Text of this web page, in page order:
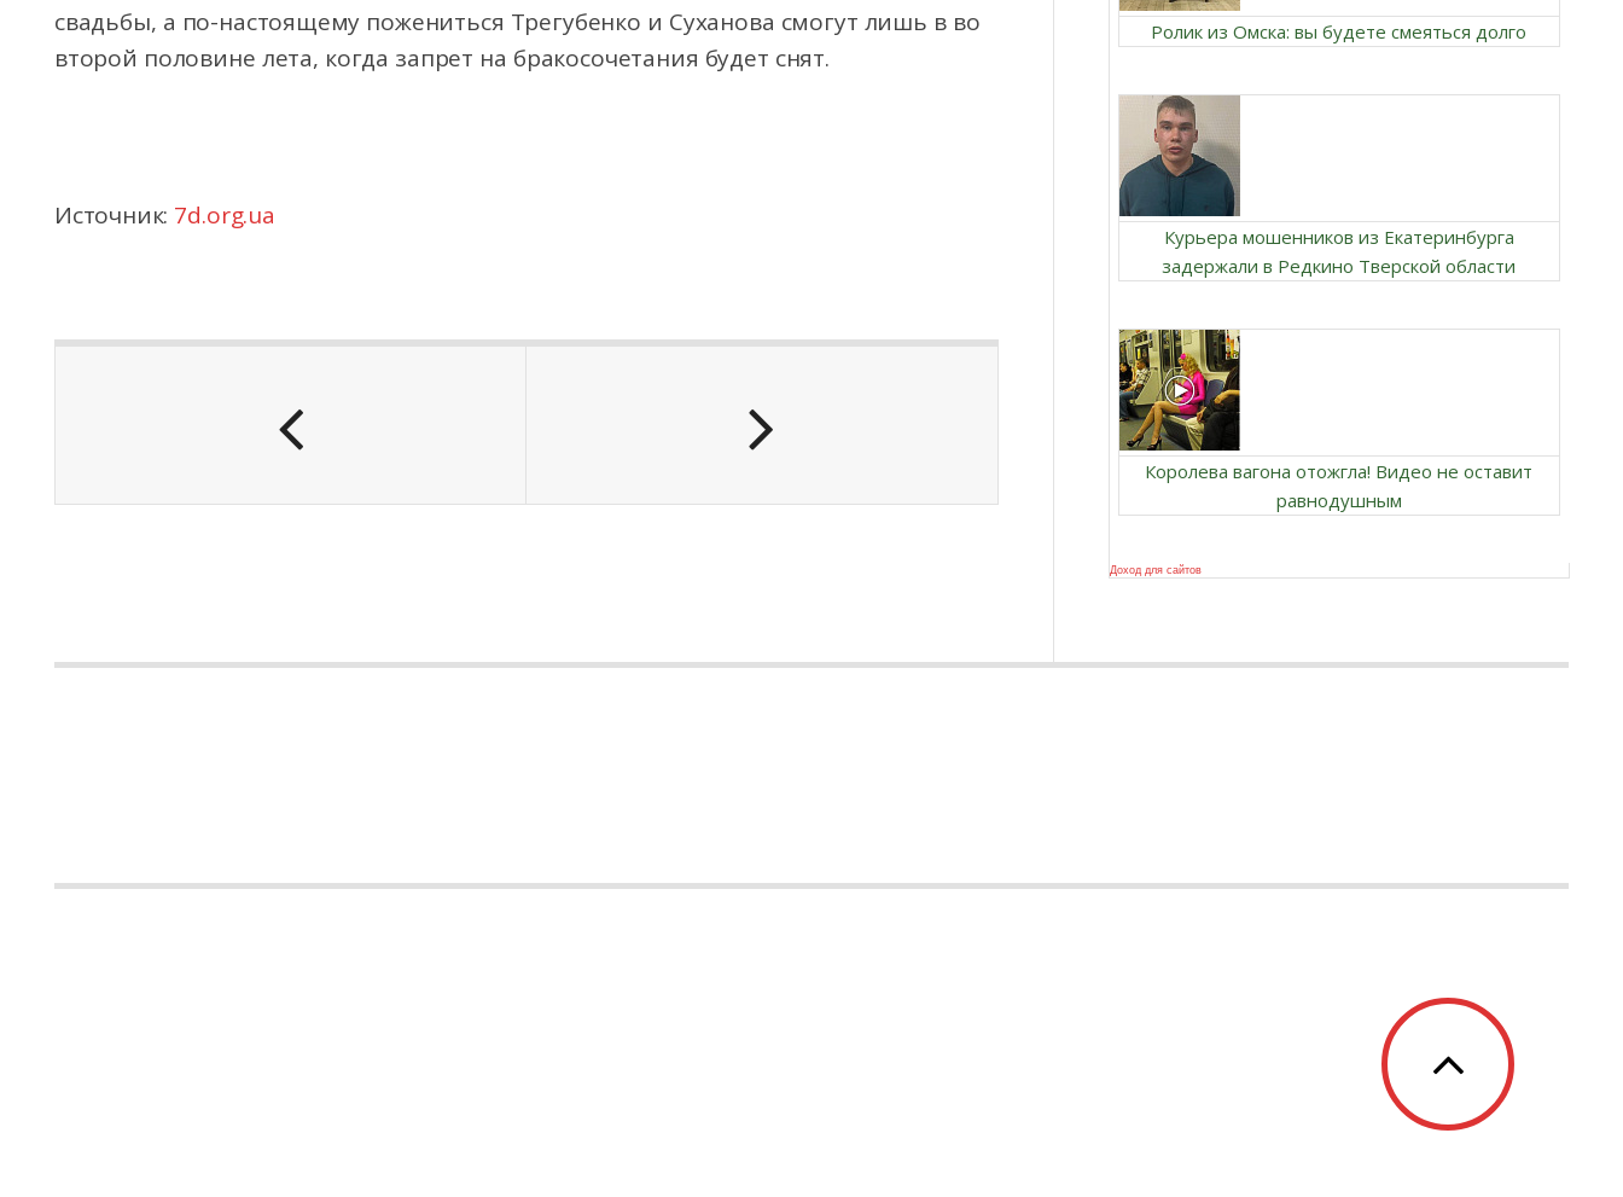
свадьбы, а по-настоящему пожениться Трегубенко и Суханова смогут лишь в во
второй половине лета, когда запрет на бракосочетания будет снят.
Источник: 7d.org.ua
Ролик из Омска: вы будете смеяться долго
Курьера мошенников из Екатеринбурга
задержали в Редкино Тверской области
Королева вагона отожгла! Видео не оставит
равнодушным
Доход для сайтов